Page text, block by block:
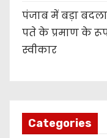
पंजाब में बड़ा
पते के प्रमाण के रूप
स्वीकार
Categories